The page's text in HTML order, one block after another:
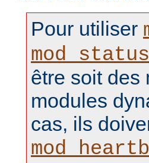
Pour utiliser
mod_status
être soit des
modules
cas, ils